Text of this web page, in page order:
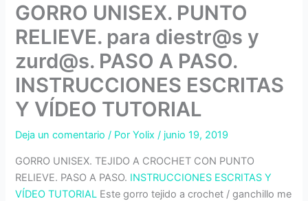
GORRO UNISEX. PUNTO
RELIEVE. para diestr@s y
zurd@s. PASO A PASO.
INSTRUCCIONES ESCRITAS
Y VÍDEO TUTORIAL
Deja un comentario / PorYolix/ junio 19, 2019
GORRO UNISEX. TEJIDO A CROCHET CON PUNTO
RELIEVE. PASO A PASO. INSTRUCCIONES ESCRITAS Y
VÍDEO TUTORIAL Este gorro tejido a crochet / ganchillo me